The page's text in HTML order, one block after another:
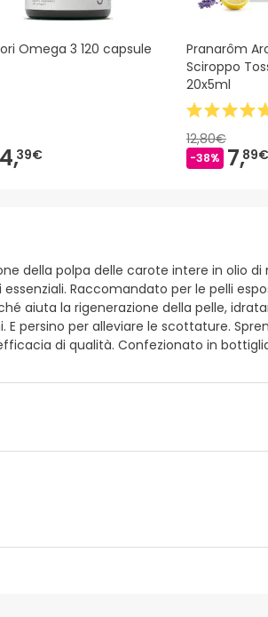
Omega 3 120 capsule
39€
Pranarôm
Sciroppo
20x5ml
12,80€
-38% 7,89€
della polpa delle carote intere in olio
Raccomandato per le pelli
aiuta la rigenerazione della pelle,
persino per alleviare le scottature.
di qualità. Confezionato in